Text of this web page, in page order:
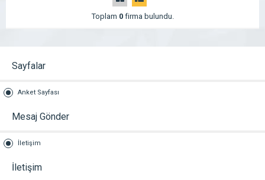
Toplam 0firma bulundu.
Sayfalar
Anket Sayfası
Mesaj Gönder
İletişim
İletişim